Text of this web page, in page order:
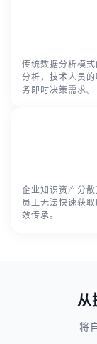
传统数据分析模
分析，技术人员
务即时决策需求。
企业知识资产分
员工无法快速获
效传承。
从
将